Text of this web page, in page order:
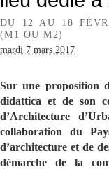
DU 12 AU 18
(M1 OU M2)
mardi 7 mars 2017
Sur une proposition
didattica et de son
d’Architecture
collaboration du
d’architecture et de
démarche de la